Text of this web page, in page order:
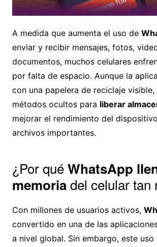
A medida que aumenta el uso de
enviar y recibir mensajes, fotos,
documentos, muchos celulares
por falta de espacio. Aunque la
con una papelera de reciclaje visible,
métodos ocultos para liberar
mejorar el rendimiento del
archivos importantes.
¿Por quéWhatsApp
memoriadel celular tan
Con millones de usuarios activos,
convertido en una de las
a nivel global. Sin embargo, este